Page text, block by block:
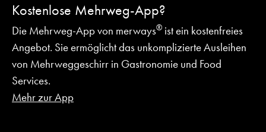
Kostenlose Mehrweg-App?
Die Mehrweg-App von merways® ist ein kostenfreies
Angebot. Sie ermöglicht das unkomplizierte Ausleihen
von Mehrweggeschirr in Gastronomie und Food
Services.
Mehr zur App